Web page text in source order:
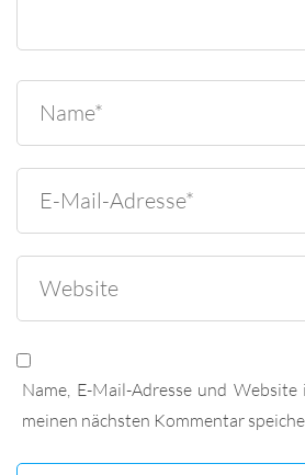
Name, E-Mail-Adresse und
meinen nächsten Kommentar